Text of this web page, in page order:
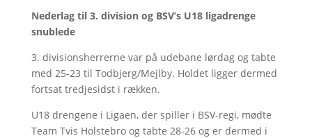
Nederlag til 3. division og BSV’s U18 ligadrenge
snublede
3. divisionsherrerne var på udebane lørdag og tabte
med 25-23 til Todbjerg/Mejlby. Holdet ligger dermed
fortsat tredjesidst i rækken.
U18 drengene i Ligaen, der spiller i BSV-regi, mødte
Team Tvis Holstebro og tabte 28-26 og er dermed i